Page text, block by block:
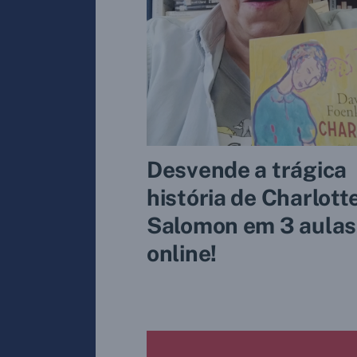
Desvende a trágica
história de
Salomon em 3 aulas
online!